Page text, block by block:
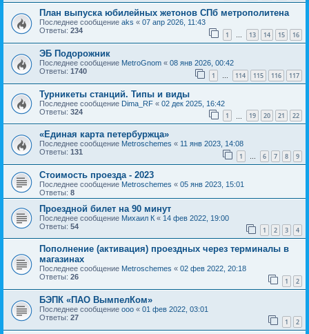
План выпуска юбилейных жетонов СПб метрополитена
Последнее сообщение aks « 07 апр 2026, 11:43
Ответы: 234 1 … 13 14 15 16
ЭБ Подорожник
Последнее сообщение MetroGnom « 08 янв 2026, 00:42
Ответы: 1740 1 … 114 115 116 117
Турникеты станций. Типы и виды
Последнее сообщение Dima_RF « 02 дек 2025, 16:42
Ответы: 324 1 19 20 21 22
«Единая карта петербуржца»
Последнее сообщение Metroschemes « 11 янв 2023, 14:08
Ответы: 131 1 … 6 7 8 9
Стоимость проезда - 2023
Последнее сообщение Metroschemes « 05 янв 2023, 15:01
Ответы: 8
Проездной билет на 90 минут
Последнее сообщение Михаил К « 14 фев 2022, 19:00
Ответы: 54 1 2 3 4
Пополнение (активация) проездных через терминалы в
магазинах
Последнее сообщение Metroschemes « 02 фев 2022, 20:18
Ответы: 26 1 2
БЭПК «ПАО ВымпелКом»
Последнее сообщение ooo « 01 фев 2022, 03:01
Ответы: 27 1 2